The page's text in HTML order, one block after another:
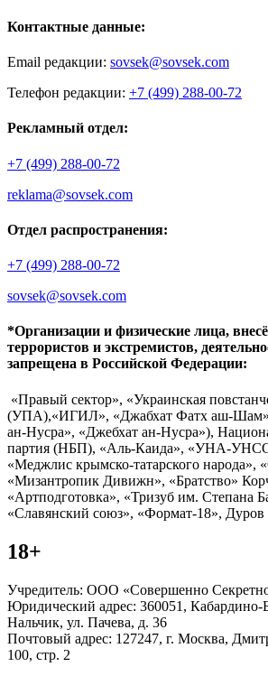
Контактные данные:
Email редакции: sovsek@sovsek.com
Телефон редакции: +7 (499) 288-00-72
Рекламный отдел:
+7 (499) 288-00-72
reklama@sovsek.com
Отдел распространения:
+7 (499) 288-00-72
sovsek@sovsek.com
*Организации и физические лица,
террористов и экстремистов,
запрещена в Российской Федерации:
«Правый сектор», «Украинская
(УПА),«ИГИЛ», «Джабхат Фатх аш-Шам»
ан-Нусра», «Джебхат ан-Нусра»),
партия (НБП), «Аль-Каида», «УНА-
«Меджлис крымско-татарского народа»,
«Мизантропик Дивижн», «Братство»
«Артподготовка», «Тризуб им. Степана
«Славянский союз», «Формат-18», Дуров
18+
Учредитель: ООО «Совершенно
Юридический адрес: 360051, Кабардино-
Нальчик, ул. Пачева, д. 36
Почтовый адрес: 127247, г. Москва,
100, стр. 2